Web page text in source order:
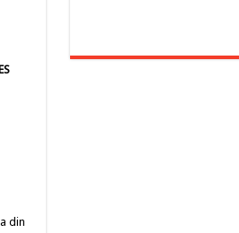
din